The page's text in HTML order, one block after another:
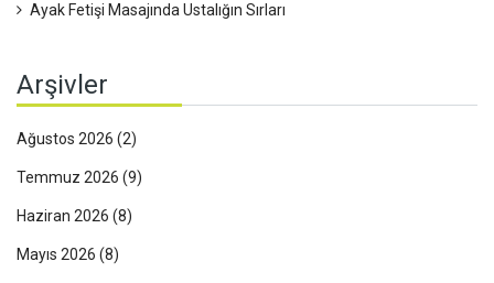
Ayak Fetişi Masajında Ustalığın Sırları
Arşivler
Ağustos 2026 (2)
Temmuz 2026 (9)
Haziran 2026 (8)
Mayıs 2026 (8)